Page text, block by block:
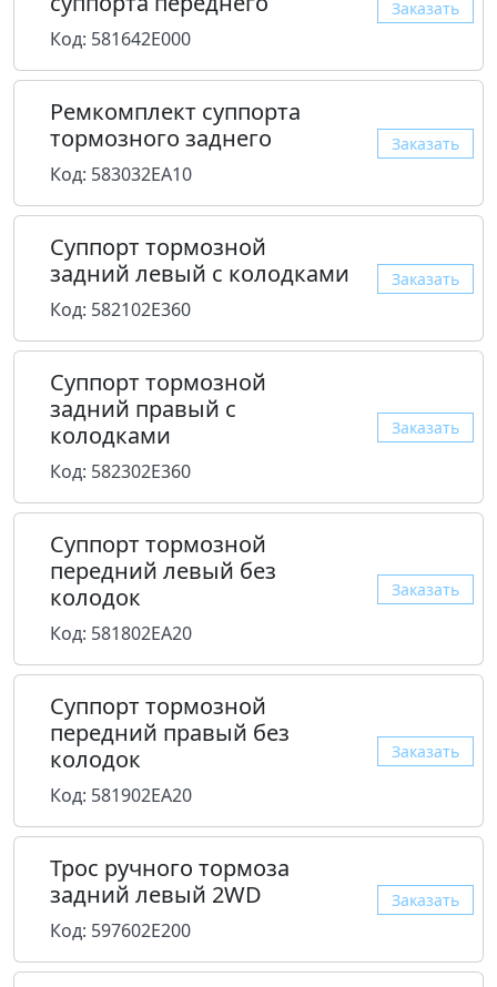
Код: 581642E000
Заказать
Ремкомплект суппорта
тормозного заднего
Код: 583032EA10
Заказать
Суппорт тормозной
задний левый с колодками
Код: 582102E360
Заказать
Суппорт тормозной
задний правый с
колодками
Код: 582302E360
Заказать
Суппорт тормозной
передний левый без
колодок
Код: 581802EA20
Заказать
Суппорт тормозной
передний правый без
колодок
Код: 581902EA20
Заказать
Трос ручного тормоза
задний левый 2WD
Код: 597602E200
Заказать